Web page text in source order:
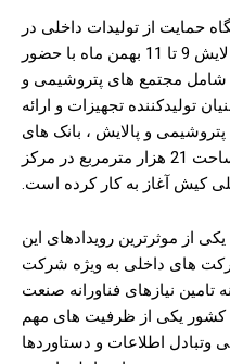
حمایت از تولیدات داخلی در
صنعت نفت، گاز، پتروشیمی و پالایش 9 تا 11 بهمن ماه با حضور
کننده شامل مجتمع های پتروشیمی و
تولیدکننده تجهیزات و ارائه
و پالایش ، بانک های
عامل و بیمه ها در فضایی به مساحت 21 هزار مترمربع در مرکز
کیش آغاز به کار کرده است.
از موثرترین رویدادهای این
های داخلی به ویژه شرکت
تامین نیازهای فناورانه صنعت
کشور یکی از ظرفیت های مهم
وتبادل اطلاعات و دستاوردها